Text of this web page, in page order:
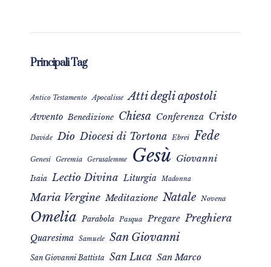
Principali Tag
Antico Testamento Apocalisse Atti degli apostoli
Avvento Benedizione Chiesa Conferenza Cristo
Davide Dio Diocesi di Tortona Ebrei Fede
Genesi Geremia Gerusalemme Gesù Giovanni
Isaia Lectio Divina Liturgia Madonna
Maria Vergine Meditazione Natale Novena
Omelia Parabola Pasqua Pregare Preghiera
Quaresima Samuele San Giovanni
San Giovanni Battista San Luca San Marco